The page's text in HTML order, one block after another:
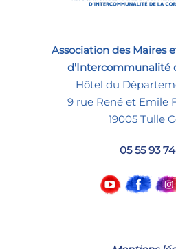
Association des Maires
d'Intercommunalité
Hôtel du
9 rue René et Emile
19005 Tulle
05 55 93